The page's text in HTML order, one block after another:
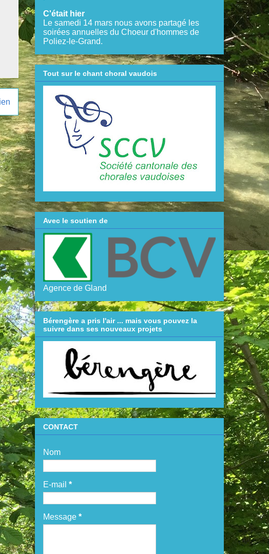
C'était hier
Le samedi 14 mars nous avons partagé les
soirées annuelles du Choeur d'hommes de
Poliez-le-Grand.
Tout sur le chant choral vaudois
Avec le soutien de
Agence de Gland
Bérengère a pris l'air ... mais vous pouvez la
suivre dans ses nouveaux projets
CONTACT
Nom
E-mail *
Message *